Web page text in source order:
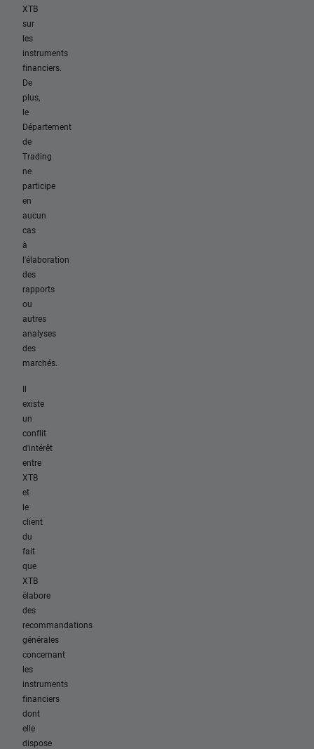
XTB
sur
les
instruments
financiers.
De
plus,
le
Département
de
Trading
ne
participe
en
aucun
cas
à
l'élaboration
des
rapports
ou
autres
analyses
des
marchés.
Il
existe
un
conflit
d'intérêt
entre
XTB
et
le
client
du
fait
que
XTB
élabore
des
recommandations
générales
concernant
les
instruments
financiers
dont
elle
dispose